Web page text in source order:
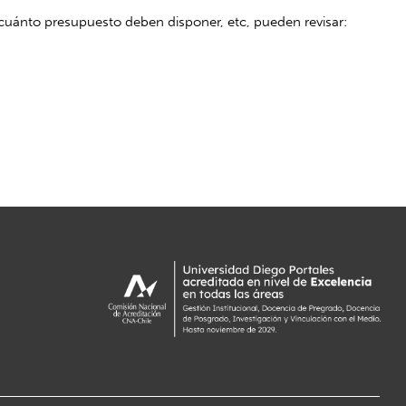
presupuesto deben disponer, etc, pueden revisar: